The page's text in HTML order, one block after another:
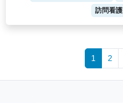
訪問看護
1 2